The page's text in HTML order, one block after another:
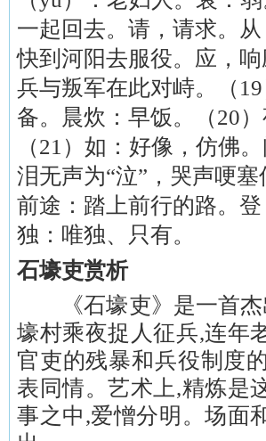
一起回去。请，请求。
快到河阳去服役。应，
兵与叛军在此对峙。（
备。晨炊：早饭。（20
（21）如：好像，仿佛
泪无声为“泣”，哭声哽
前途：踏上前行的路。
独：唯独、只有。
石壕吏赏析
《石壕吏》是一首杰
壕村乘夜捉人征兵,连年
官吏的残暴和兵役制度
表同情。艺术上,精炼是
事之中,爱憎分明。场面